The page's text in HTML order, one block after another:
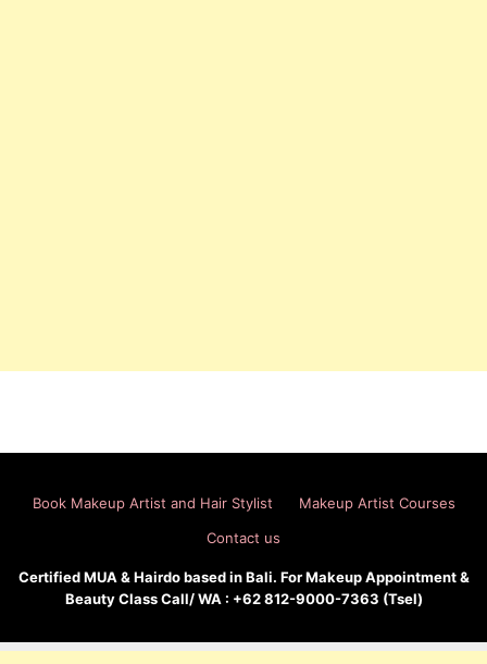
Book Makeup Artist and Hair Stylist
Makeup Artist Courses
Contact us
Certified MUA & Hairdo based in Bali. For Makeup Appointment &
Beauty Class Call/ WA : +62 812-9000-7363 (Tsel)